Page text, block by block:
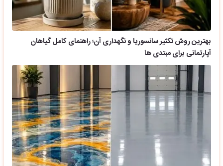
بهترین روش تکثیر سانسوریا و نگهداری آن؛ راهنمای کامل گیاهان
آپارتمانی برای مبتدی ها